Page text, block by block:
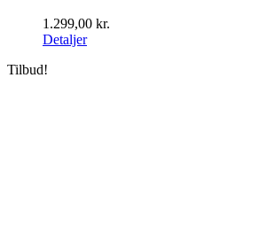
1.299,00 kr.
Detaljer
Tilbud!